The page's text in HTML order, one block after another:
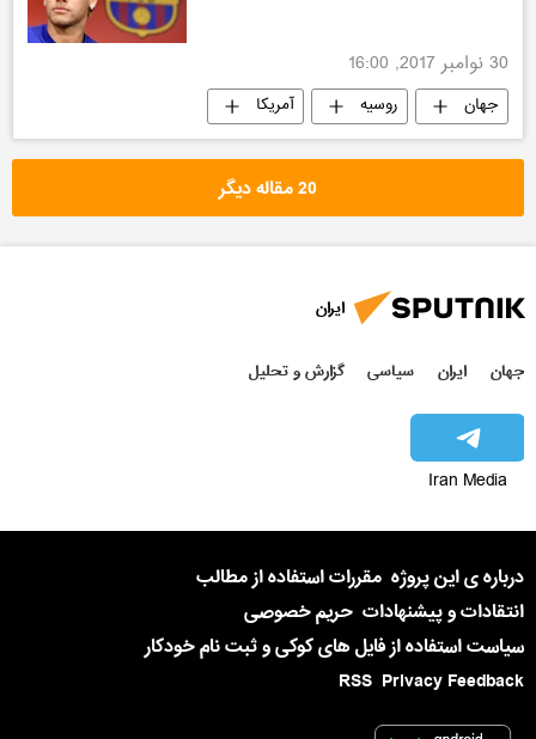
30 نوامبر 2017, 16:00
جهان روسیه آمریکا
20 مقاله دیگر
ایران
جهان ایران سیاسی گزارش و تحلیل
Iran Media
درباره ی این پروژه مقررات استفاده از مطالب
انتقادات و پیشنهادات حریم خصوصی
سیاست استفاده از فایل های کوکی و ثبت نام خودکار
Privacy Feedback
RSS